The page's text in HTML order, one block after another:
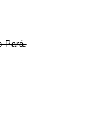
Pará.